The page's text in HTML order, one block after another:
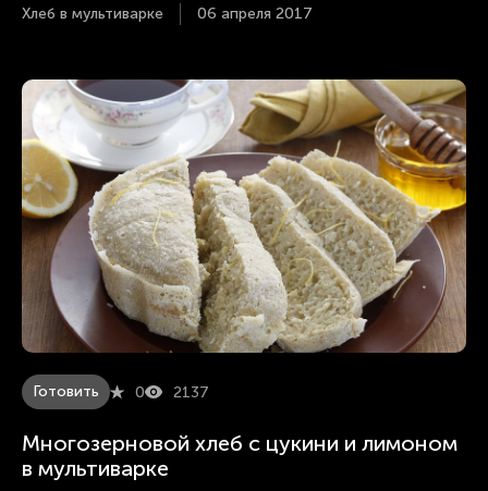
Хлеб в мультиварке 06 апреля 2017
Готовить 0 2137
Многозерновой хлеб с цукини и лимоном
в мультиварке